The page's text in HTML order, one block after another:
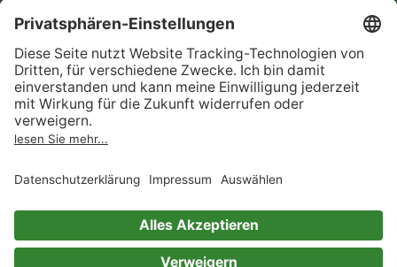
AGB
Informationen nach Data
Act
Verträge hier kündigen
Impressum
Immer ein gutes Buch